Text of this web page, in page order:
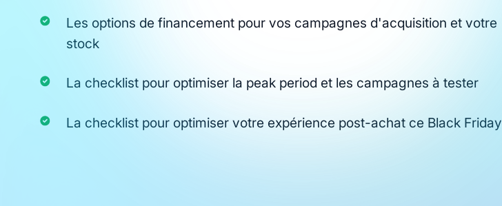
Les options de financement pour vos campagnes d'acquisition et votre
stock
La checklist pour optimiser la peak period et les campagnes à tester
La checklist pour optimiser votre expérience post-achat ce Black Friday